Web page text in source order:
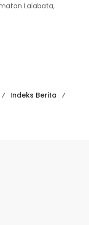
Lalabata,
Indeks Berita